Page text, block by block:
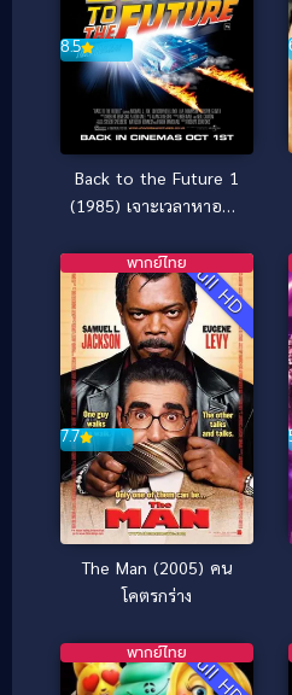
8.5
Back to the Future 1
(1985) เจาะเวลาหาอดีต
Full HD
7.7
พากย์ไทย
The Man (2005) คน
โคตรกร่าง
Full HD
พากย์ไทย